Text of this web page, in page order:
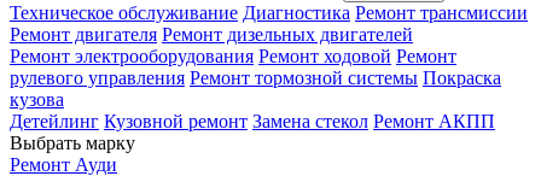
Техническое обслуживание Диагностика Ремонт трансмиссии
Ремонт двигателя Ремонт дизельных двигателей
Ремонт электрооборудования Ремонт ходовой Ремонт
рулевого управления Ремонт тормозной системы Покраска
кузова
Детейлинг Кузовной ремонт Замена стекол Ремонт АКПП
Выбрать марку
Ремонт Ауди